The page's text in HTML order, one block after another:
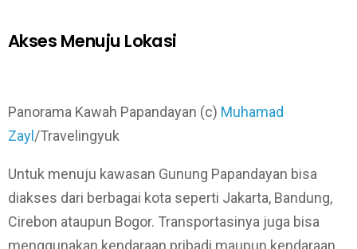
Akses Menuju Lokasi
Panorama Kawah Papandayan (c) Muhamad
Zayl /Travelingyuk
Untuk menuju kawasan Gunung Papandayan bisa
diakses dari berbagai kota seperti Jakarta, Bandung,
Cirebon ataupun Bogor. Transportasinya juga bisa
menggunakan kendaraan pribadi maupun kendaraan